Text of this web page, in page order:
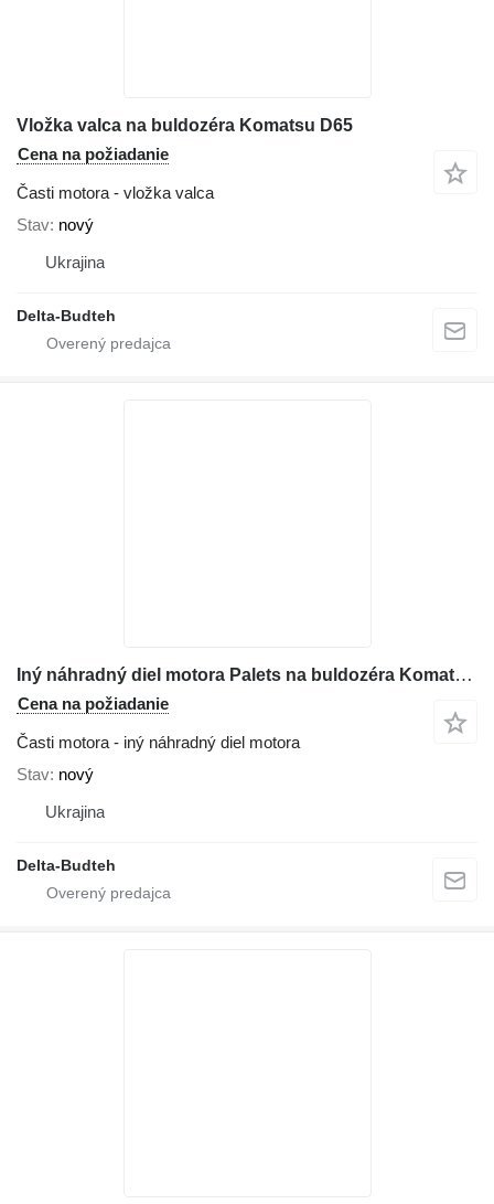
Vložka valca na buldozéra Komatsu D65
Cena na požiadanie
Časti motora - vložka valca
Stav nový
Ukrajina
Delta-Budteh
Iný náhradný diel motora Palets na buldozéra Komatsu D65
Cena na požiadanie
Časti motora - iný náhradný diel motora
Stav nový
Ukrajina
Delta-Budteh